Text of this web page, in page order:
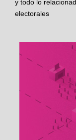
y todo lo
electorales